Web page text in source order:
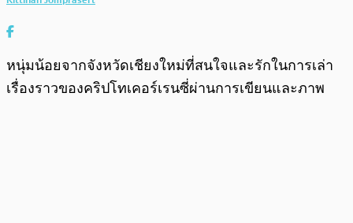
หนุ่มน้อยจากจังหวัดเชียงใหม่ที่สนใจและรักในการเล่า
เรื่องราวของคริปโทเคอร์เรนซี่ผ่านการเขียนและภาพ